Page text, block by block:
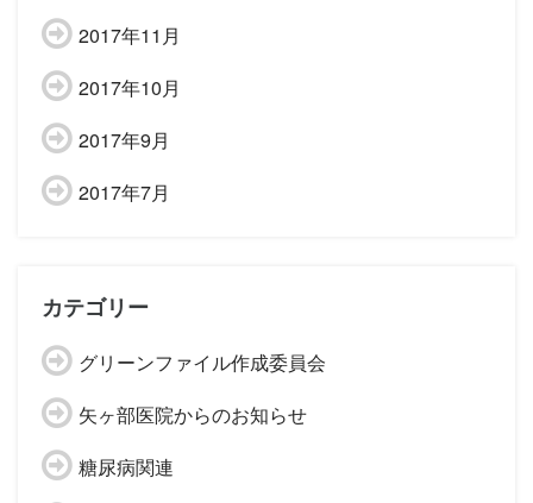
2017年11月
2017年10月
2017年9月
2017年7月
カテゴリー
グリーンファイル作成委員会
矢ヶ部医院からのお知らせ
糖尿病関連